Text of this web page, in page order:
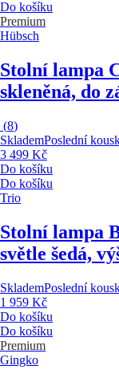
Do košíku
Premium
Hübsch
Stolní lampa
skleněná, do
(8)
SklademPoslední
3 499 Kč
Do košíku
Do košíku
Trio
Stolní lampa
světle šedá,
SklademPoslední
1 959 Kč
Do košíku
Do košíku
Premium
Gingko